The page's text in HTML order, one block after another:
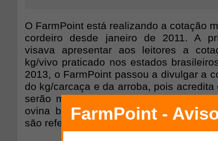
O FarmPoint está realizando a cotação
cordeiro desde janeiro de 2011. A
visava apresentar aos leitores a
kg/vivo praticado nos estados
2013, o FarmPoint passou a divulgar a
do kg/carcaça e da arroba, pois
serão melhor utilizados pelos
ovina brasileira. Além disso, frisamos
são referentes ao mercado formal de